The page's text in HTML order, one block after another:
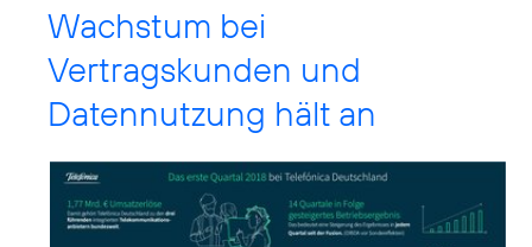
Wachstum bei
Vertragskunden und
Datennutzung hält an